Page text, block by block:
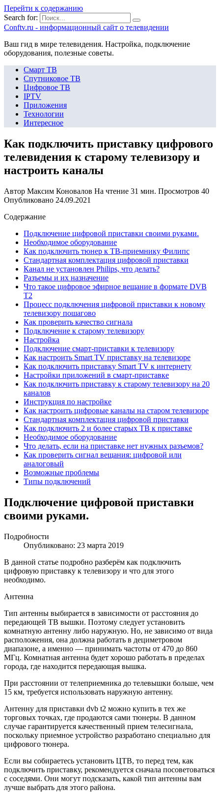
Перейти к содержанию
Search for:
Сonftv.ru - информационный сайт о телевидении
Ваш гид в мире телевидения. Настройка, подключение
оборудования, полезные советы.
Смарт ТВ
Спутниковое ТВ
Цифровое ТВ
IPTV
Приложения
Технологии
Интересное
Как подключить приставку цифрового
телевидения к старому телевизору и
настроить каналы
Автор Максим Коновалов На чтение 31 мин. Просмотров 40
Опубликовано 24.09.2021
Содержание
Подключение цифровой приставки своими руками.
Необходимое оборудование
Как подключить тюнер к ТВ-приемнику Филипс
Стандартная комплектация цифровой приставки
Канал не установлен Philips, что делать?
Разъемы и их назначение
Что такое цифровое эфирное вещание в формате DVB
T2
Процесс подключения цифровой приставки к новому
телевизору пошагово
Как проверить качество сигнала
Подключение к старому телевизору
Настройка
Подключение смарт-приставки к телевизору
Как настроить Smart TV приставку на телевизоре
Как подключить приставку Smart TV к интернету
Настройки приложений в смарт-приставке
Как подключить приставку к старому телевизору на 20
каналов
Инструкция по настройке
Как настроить цифровые каналы на старом телевизоре
Стандартная комплектация цифровой приставки
Как подключить 2 и более старых ТВ к приставке
Необходимое оборудование
Что делать, если на приставке нет нужных разъемов?
Как проверить сигнал вещания: цифровой или
аналоговый
Возможные проблемы
Типы подключений
Подключение цифровой приставки
своими руками.
Подробности
Опубликовано: 23 марта 2019
В данной статье подробно разберём как подключить
цифровую приставку к телевизору и что для этого
необходимо.
Антенна
Тип антенны выбирается в зависимости от расстояния до
передающей ТВ вышки. Поэтому следует установить
комнатную антенну либо наружную. Но, не зависимо от вида
расположения, она должна работать в дециметровом
диапазоне, а именно — принимать частоты от 470 до 860
МГц. Комнатная антенна будет хорошо работать в пределах
города, где находится передающая вышка.
При расстоянии от телеприемника до телевышки больше, чем
15 км, требуется использовать наружную антенну.
Антенну для приставки dvb t2 можно купить в тех же
торговых точках, где продаются сами тюнеры. В данном
случае гарантируется качественный прием телесигнала,
поскольку приемное устройство разработано специально для
цифрового тюнера.
Если вы собираетесь установить ЦТВ, то перед тем, как
подключить приставку, рекомендуется сначала посоветоваться
с соседями. Они могут подсказать, какой тип антенны вам
лучше выбрать для этого района.